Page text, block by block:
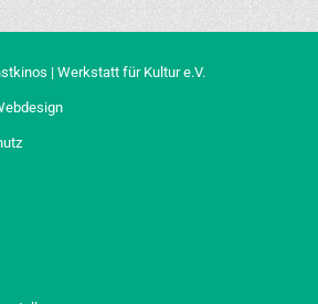
| Werkstatt für Kultur e.V.